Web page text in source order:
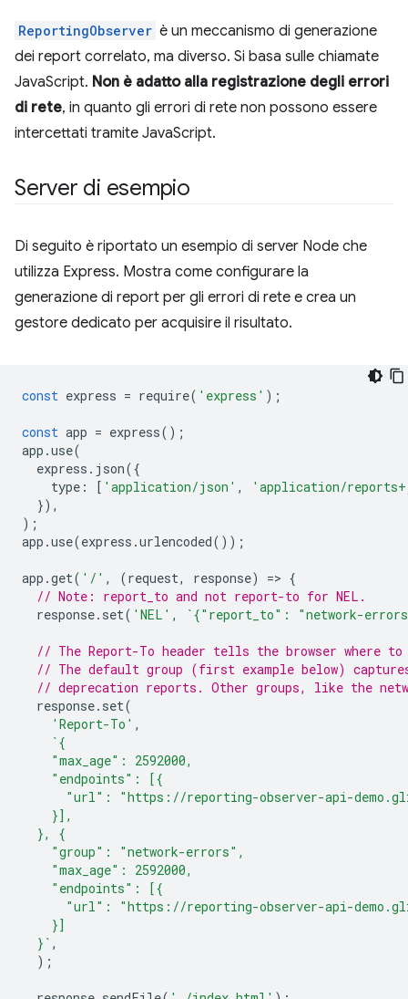
ReportingObserver è un meccanismo di generazione
dei report correlato, ma diverso. Si basa sulle chiamate
JavaScript. Non è adatto alla registrazione degli errori
di rete, in quanto gli errori di rete non possono essere
intercettati tramite JavaScript.
Server di esempio
Di seguito è riportato un esempio di server Node che
utilizza Express. Mostra come configurare la
generazione di report per gli errori di rete e crea un
gestore dedicato per acquisire il risultato.
const express = require( 'express' );
const app = express();
app .use(
express . json({
type : [ 'application/json' ,
'application/
}),
);
app .use(express .urlencoded());
app .get( '/' , (request, response) => {
// Note: report_to and not report-to for NEL.
response. set( 'NEL' , `{"report_to": "network-
// The Report-To header tells the browser where
// The default group (first example below)
// deprecation reports. Other groups, like the
response. set(
'Report-To' ,
`{
    "max_age": 2592000,
    "endpoints": [{
"url": "https://reporting-observer-api-
    }],
  }, {
    "group": "network-errors",
    "max_age": 2592000,
    "endpoints": [{
"url": "https://reporting-observer-api-
    }]
  }`
,
);